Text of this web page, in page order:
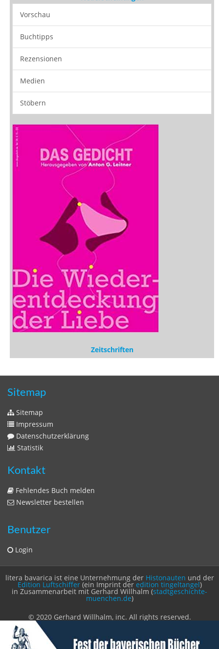
Vorschau
Buchtipps
Rezensionen
Medien
Stöbern
Zeitschriften
Sitemap
Sitemap
Impressum
Datenschutzerklärung
Statistik
Kontakt
Fehlendes Buch melden
Newsletter bestellen
Benutzer
Login
litera bavarica ist eine Unternehmung der Histonauten und der
Edition Luftschiffer(ein Imprint der edition tingeltangel)
in Zusammenarbeit mit Gerhard Willhalm (stadtgeschichte-
muenchen.de)
© 2020 Gerhard Willhalm, inc. All rights reserved.